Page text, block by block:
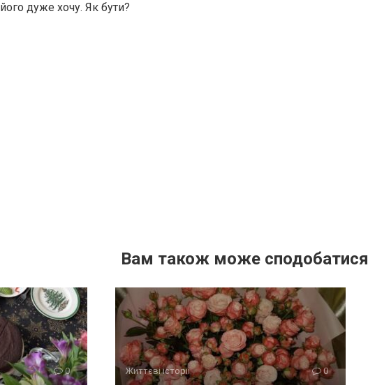
його дуже хочу. Як бути?
Вам також може сподобатися
0 Життєві історії 0